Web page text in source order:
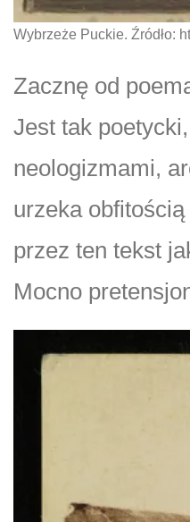
Wybrzeże Puckie. Źródło:
Zacznę od
Jest tak
neologizmami,
urzeka
przez ten tekst
Mocno